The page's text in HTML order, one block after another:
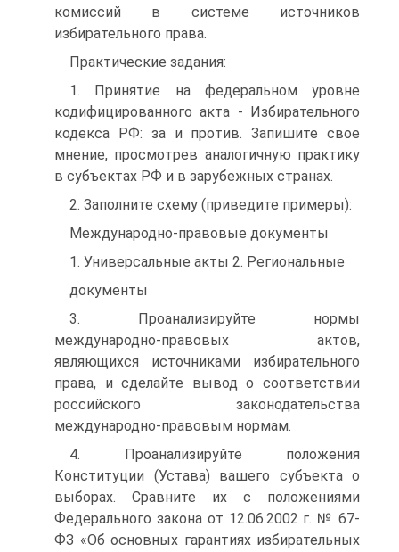
комиссий в системе источников
избирательного права.
Практические задания:
1. Принятие на федеральном уровне
кодифицированного акта - Избирательного
кодекса РФ: за и против. Запишите свое
мнение, просмотрев аналогичную практику
в субъектах РФ и в зарубежных странах.
2. Заполните схему (приведите примеры):
Международно-правовые документы
1. Универсальные акты 2. Региональные
документы
3. Проанализируйте нормы
международно-правовых актов,
являющихся источниками избирательного
права, и сделайте вывод о соответствии
российского законодательства
международно-правовым нормам.
4. Проанализируйте положения
Конституции (Устава) вашего субъекта о
выборах. Сравните их с положениями
Федерального закона от 12.06.2002 г. № 67-
ФЗ «Об основных гарантиях избирательных